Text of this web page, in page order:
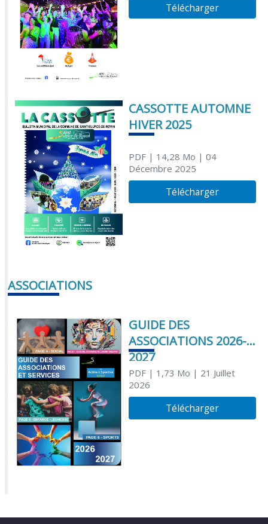
Télécharger
CASSOTTE AUTOMNE
HIVER 2025
PDF| 14,28 Mo | 04
Décembre 2025
Télécharger
ASSOCIATIONS
GUIDE DES
ASSOCIATIONS 2026-
2027
PDF| 1,73 Mo | 21 Juillet
2026
Télécharger